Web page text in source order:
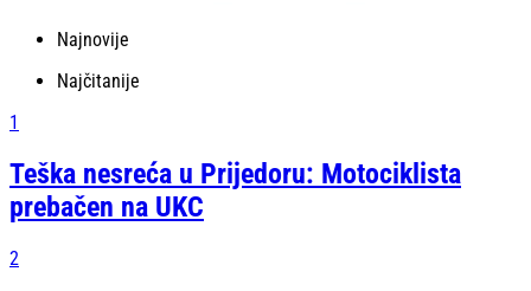
Najnovije
Najčitanije
1
Teška nesreća u Prijedoru: Motociklista
prebačen na UKC
2